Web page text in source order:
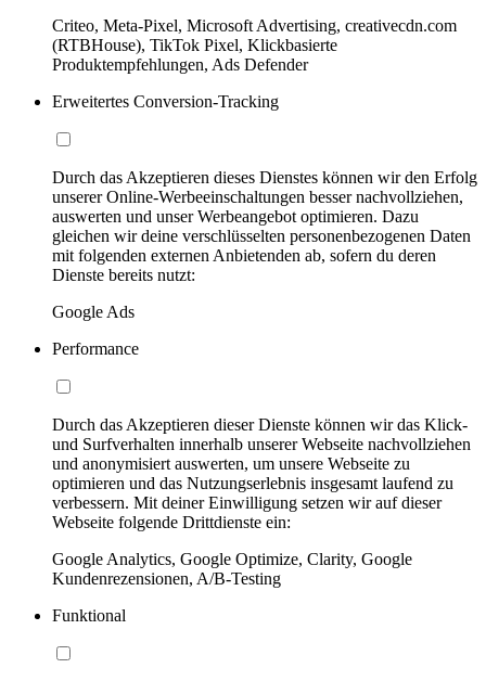
Criteo, Meta-Pixel, Microsoft Advertising, creativecdn.com
(RTBHouse), TikTok Pixel, Klickbasierte
Produktempfehlungen, Ads Defender
Erweitertes Conversion-Tracking
Durch das Akzeptieren dieses Dienstes können wir den Erfolg
unserer Online-Werbeeinschaltungen besser nachvollziehen,
auswerten und unser Werbeangebot optimieren. Dazu
gleichen wir deine verschlüsselten personenbezogenen Daten
mit folgenden externen Anbietenden ab, sofern du deren
Dienste bereits nutzt:
Google Ads
Performance
Durch das Akzeptieren dieser Dienste können wir das Klick-
und Surfverhalten innerhalb unserer Webseite nachvollziehen
und anonymisiert auswerten, um unsere Webseite zu
optimieren und das Nutzungserlebnis insgesamt laufend zu
verbessern. Mit deiner Einwilligung setzen wir auf dieser
Webseite folgende Drittdienste ein:
Google Analytics, Google Optimize, Clarity, Google
Kundenrezensionen, A/B-Testing
Funktional